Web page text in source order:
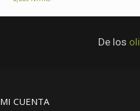
De los
MI CUENTA